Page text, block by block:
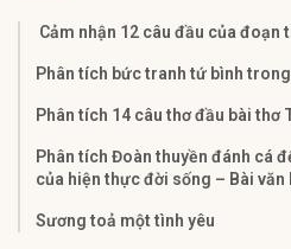
Cảm nhận 12 câu đầu của đoạn
Phân tích bức tranh tứ bình
Phân tích 14 câu thơ đầu bài thơ
Phân tích Đoàn thuyền đánh cá
của hiện thực đời sống – Bài văn
Sương toả một tình yêu